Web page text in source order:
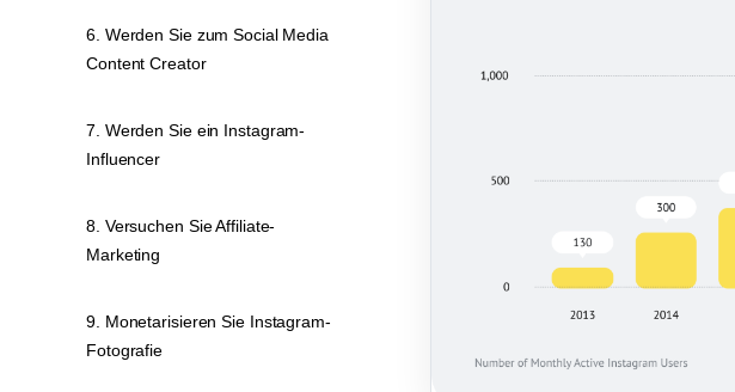
6. Werden Sie zum Social Media
Content Creator
7. Werden Sie ein Instagram-
Influencer
8. Versuchen Sie Affiliate-
Marketing
9. Monetarisieren Sie Instagram-
Fotografie